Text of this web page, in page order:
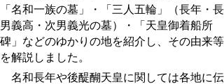
「名和一族の墓」・「三人五輪」（長年・長
男義高・次男義光の墓）・「天皇御着船所
碑」などのゆかりの地を紹介し、その由来等
を解説しました。
名和長年や後醍醐天皇に関しては各地に伝